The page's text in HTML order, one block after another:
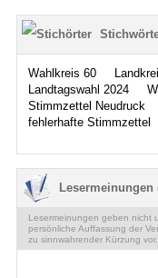
Wahlkreis 60
Landtagswahl 2024
Stimmzettel Neudruck
fehlerhafte Stimmzettel
Lesermeinungen
Lesermeinungen geben nicht
persönliche Auffassung der
zu sinnwahrender Kürzung vor.